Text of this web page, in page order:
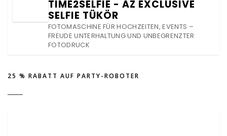
TIME2SELFIE - AZ EXCLUSIVE
SELFIE TÜKÖR
FOTOMASCHINE FÜR HOCHZEITEN, EVENTS –
FREUDE UNTERHALTUNG UND UNBEGRENZTER
FOTODRUCK
25 % RABATT AUF PARTY-ROBOTER